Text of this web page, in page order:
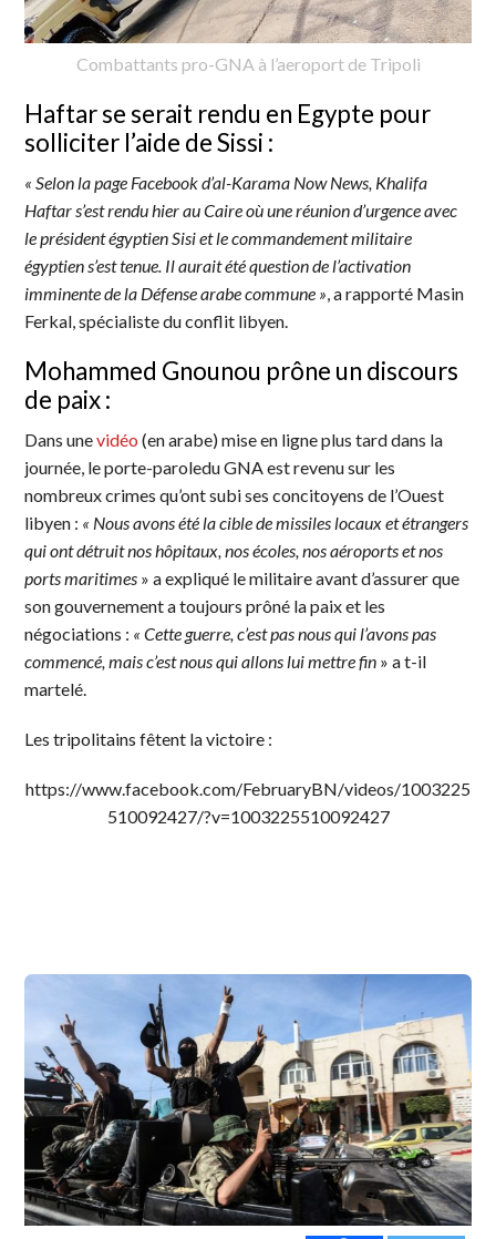
Combattants pro-GNA à l’aeroport de Tripoli
Haftar se serait rendu en Egypte pour
solliciter l’aide de Sissi :
« Selon la page Facebook d’al-Karama Now News, Khalifa
Haftar s’est rendu hier au Caire où une réunion d’urgence avec
le président égyptien Sisi et le commandement militaire
égyptien s’est tenue. Il aurait été question de l’activation
imminente de la Défense arabe commune », a rapporté Masin
Ferkal, spécialiste du conflit libyen.
Mohammed Gnounou prône un discours
de paix :
Dans unevidéo (en arabe) mise en ligne plus tard dans la
journée, le porte-paroledu GNA est revenu sur les
nombreux crimes qu’ont subi ses concitoyens de l’Ouest
libyen : « Nous avons été la cible de missiles locaux et étrangers
qui ont détruit nos hôpitaux, nos écoles, nos aéroports et nos
ports maritimes » a expliqué le militaire avant d’assurer que
son gouvernement a toujours prôné la paix et les
négociations : « Cette guerre, c’est pas nous qui l’avons pas
commencé, mais c’est nous qui allons lui mettre fin » a t-il
martelé.
Les tripolitains fêtent la victoire :
https://www.facebook.com/FebruaryBN/videos/1003225
510092427/?v=1003225510092427